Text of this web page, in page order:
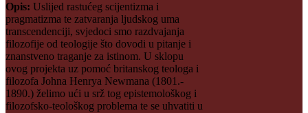
Opis: Uslijed rastućeg scijentizma i
pragmatizma te zatvaranja ljudskog uma
transcendenciji, svjedoci smo razdvajanja
filozofije od teologije što dovodi u pitanje i
znanstveno traganje za istinom. U sklopu
ovog projekta uz pomoć britanskog teologa i
filozofa Johna Henrya Newmana (1801.-
1890.) želimo ući u srž tog epistemološkog i
filozofsko-teološkog problema te se uhvatiti u